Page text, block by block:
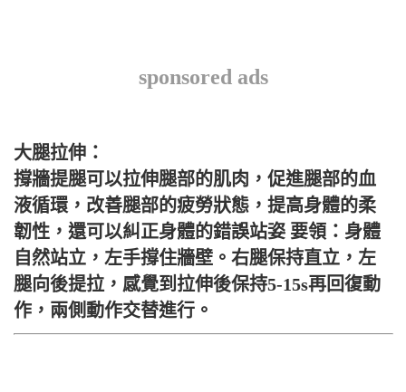
sponsored ads
大腿拉伸：
撐牆提腿可以拉伸腿部的肌肉，促進腿部的血
液循環，改善腿部的疲勞狀態，提高身體的柔
韌性，還可以糾正身體的錯誤站姿 要領：身體
自然站立，左手撐住牆壁。右腿保持直立，左
腿向後提拉，感覺到拉伸後保持5-15s再回復動
作，兩側動作交替進行。